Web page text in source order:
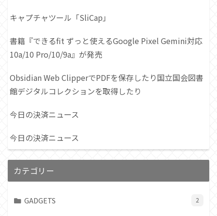
キャプチャツール「SliCap」
書籍『できるfit ずっと使えるGoogle Pixel Gemini対応
10a/10 Pro/10/9a』が発売
Obsidian Web ClipperでPDFを保存したり国立国会図書
館デジタルコレクションを取得したり
今日の決済ニュース
今日の決済ニュース
カテゴリー
GADGETS 2